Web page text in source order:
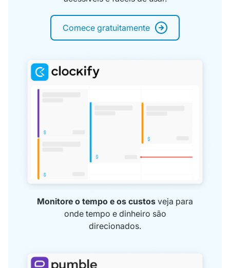
Comece gratuitamente
Monitore o tempo e os custos veja para
onde tempo e dinheiro são
direcionados.